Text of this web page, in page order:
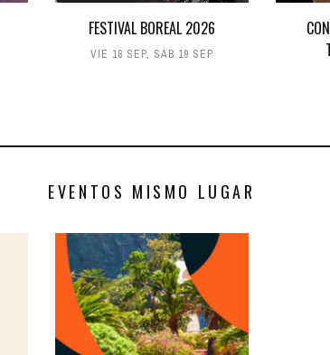
FESTIVAL BOREAL 2026
VIE 18 SEP, SÁB 19 SEP
EVENTOS MISMO LUGAR